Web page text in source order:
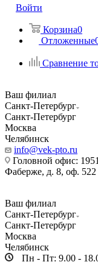
Войти
Корзина0
Отложенные
Сравнение
Ваш филиал
Санкт-Петербург
Санкт-Петербург
Москва
Челябинск
info@vek-pto.ru
Головной офис:
Фаберже, д. 8, оф.
Ваш филиал
Санкт-Петербург
Санкт-Петербург
Москва
Челябинск
Пн - Пт: 9.00 -